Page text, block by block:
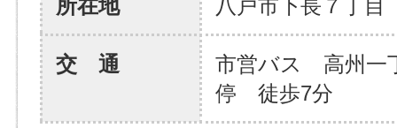
所在地 八戸市下長７丁目
交 通
市営バス 高州一
停 徒歩7分